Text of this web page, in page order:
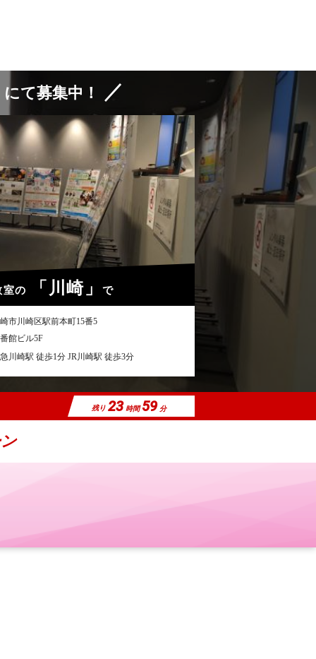
にて募集中！ ／
室の 「川崎」 で
市川崎区駅前本町15番5
館ビル5F
川崎駅 徒歩1分 JR川崎駅 徒歩3分
残り 23 時間 59 分